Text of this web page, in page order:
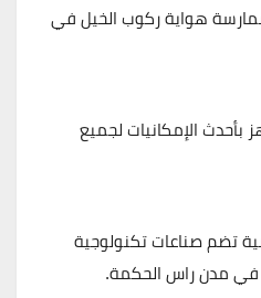
هواية ركوب الخيل في
بأحدث الإمكانيات لجميع
تضم صناعات تكنولوجية
في مدن راس الحكمة.